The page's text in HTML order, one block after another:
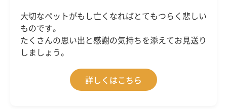
大切なペットがもし亡くなればとてもつらく悲しい
ものです。
たくさんの思い出と感謝の気持ちを添えてお見送り
しましょう。
詳しくはこちら